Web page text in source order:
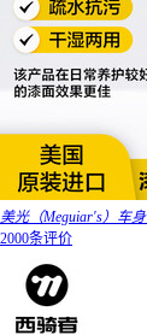
美光（Meguiar's）车
2000条评价